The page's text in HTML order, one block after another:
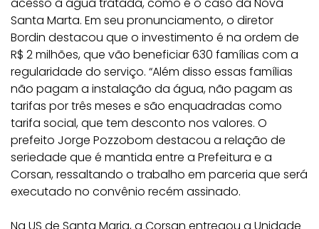
Santa Marta. Em seu pronunciamento, o diretor
Bordin destacou que o investimento é na ordem de
R$ 2 milhões, que vão beneficiar 630 famílias com a
regularidade do serviço. “Além disso essas famílias
não pagam a instalação da água, não pagam as
tarifas por três meses e são enquadradas como
tarifa social, que tem desconto nos valores. O
prefeito Jorge Pozzobom destacou a relação de
seriedade que é mantida entre a Prefeitura e a
Corsan, ressaltando o trabalho em parceria que será
executado no convênio recém assinado.